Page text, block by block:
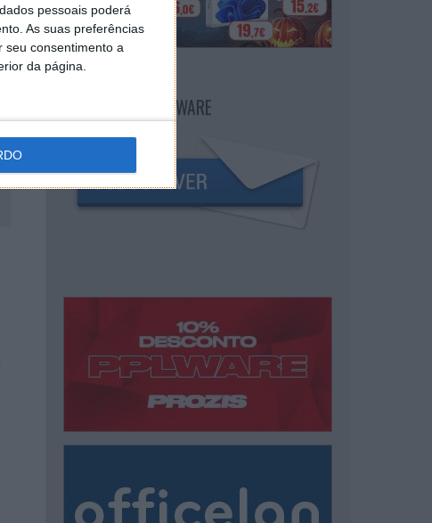
pessoais poderá
As suas preferências
seu consentimento a
da página.
NEWSLETTER PPLWARE